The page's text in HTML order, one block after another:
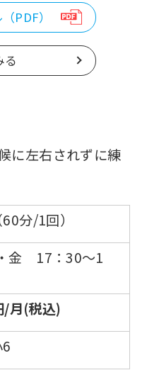
PDF）
る
に左右されずに練
分/1回）
金 17：30～1
月(税込)